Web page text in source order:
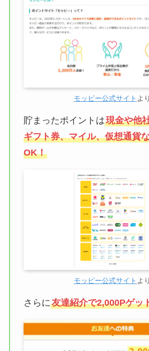
モッピー公式サイト より
貯まったポイントは現金や他
ギフト券、マイル、仮想通貨
OK！
モッピー公式サイト より
さらに友達紹介で2,000Pゲッ